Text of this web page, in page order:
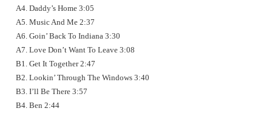
A4. Daddy’s Home 3:05
A5. Music And Me 2:37
A6. Goin’ Back To Indiana 3:30
A7. Love Don’t Want To Leave 3:08
B1. Get It Together 2:47
B2. Lookin’ Through The Windows 3:40
B3. I’ll Be There 3:57
B4. Ben 2:44